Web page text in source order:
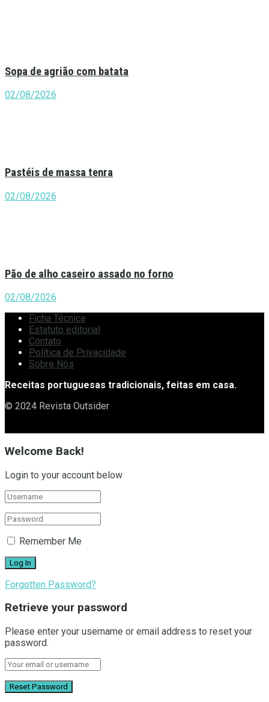
Sopa de agrião com batata
02/08/2026
Pastéis de massa tenra
02/08/2026
Pão de alho caseiro assado no forno
02/08/2026
Ficha Técnica
Estatuto editorial
Contato
Política de Privacidade
Sobre Nós
Receitas portuguesas tradicionais, feitas em casa.
© 2024 Revista Outsider
Welcome Back!
Login to your account below
Remember Me
Forgotten Password?
Retrieve your password
Please enter your username or email address to reset your
password.